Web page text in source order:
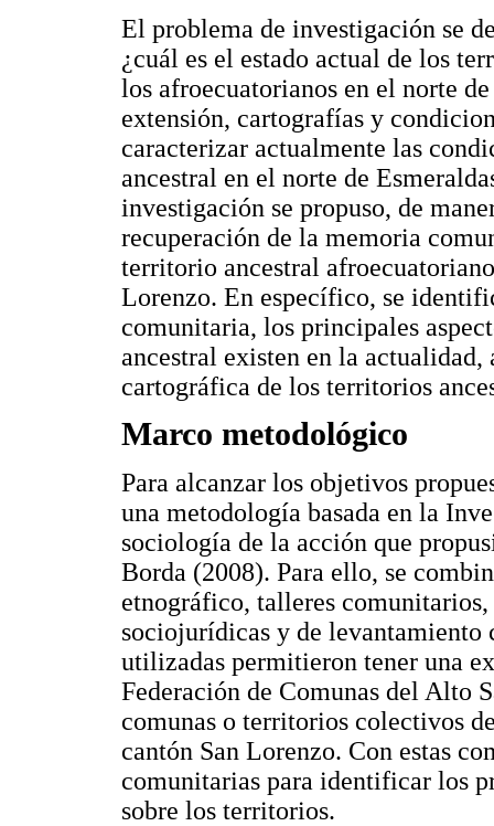
El problema de investigación se
¿cuál es el estado actual de los
los afroecuatorianos en el norte
extensión, cartografías y
caracterizar actualmente las
ancestral en el norte de
investigación se propuso, de
recuperación de la memoria
territorio ancestral
Lorenzo. En específico, se
comunitaria, los principales
ancestral existen en la
cartográfica de los territorios
Marco metodológico
Para alcanzar los objetivos
una metodología basada en la
sociología de la acción que
Borda (2008). Para ello, se
etnográfico, talleres
sociojurídicas y de
utilizadas permitieron tener una
Federación de Comunas del Alto
comunas o territorios colectivos
cantón San Lorenzo. Con estas
comunitarias para identificar los
sobre los territorios.